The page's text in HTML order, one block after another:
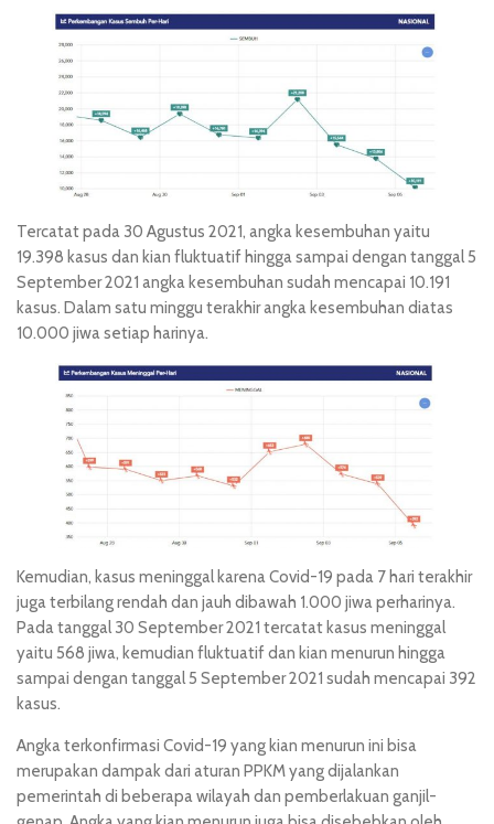
Tercatat pada 30 Agustus 2021, angka kesembuhan yaitu
19.398 kasus dan kian fluktuatif hingga sampai dengan tanggal 5
September 2021 angka kesembuhan sudah mencapai 10.191
kasus. Dalam satu minggu terakhir angka kesembuhan diatas
10.000 jiwa setiap harinya.
Kemudian, kasus meninggal karena Covid-19 pada 7 hari terakhir
juga terbilang rendah dan jauh dibawah 1.000 jiwa perharinya.
Pada tanggal 30 September 2021 tercatat kasus meninggal
yaitu 568 jiwa, kemudian fluktuatif dan kian menurun hingga
sampai dengan tanggal 5 September 2021 sudah mencapai 392
kasus.
Angka terkonfirmasi Covid-19 yang kian menurun ini bisa
merupakan dampak dari aturan PPKM yang dijalankan
pemerintah di beberapa wilayah dan pemberlakuan ganjil-